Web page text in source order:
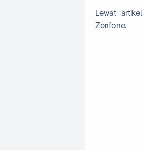
Lewat
Zenfone.